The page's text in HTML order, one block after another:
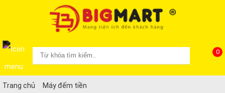
0
Trang chủ Máy đếm tiền